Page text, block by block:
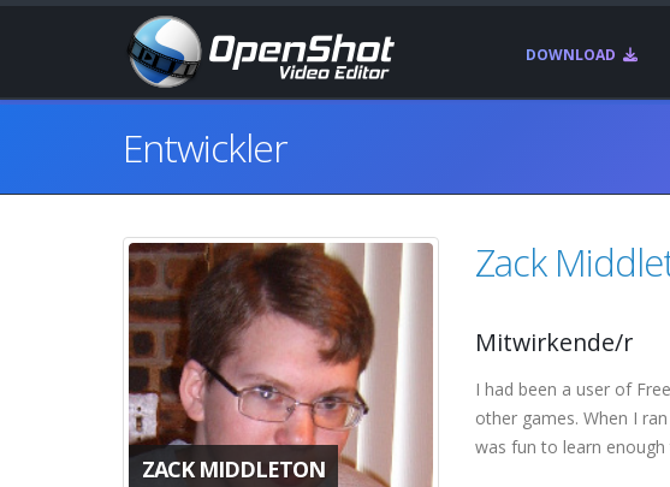
DOWNLOAD
Entwickler
ZACK MIDDLETON
Zack
Mitwirkende/r
I had been a user of
other games. When I
was fun to learn